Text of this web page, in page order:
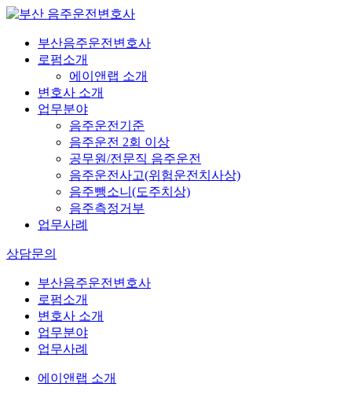
부산음주운전변호사
로펌소개
에이앤랩 소개
변호사 소개
업무분야
음주운전기준
음주운전 2회 이상
공무원/전문직 음주운전
음주운전사고(위험운전치사상)
음주뺑소니(도주치상)
음주측정거부
업무사례
상담문의
부산음주운전변호사
로펌소개
변호사 소개
업무분야
업무사례
에이앤랩 소개